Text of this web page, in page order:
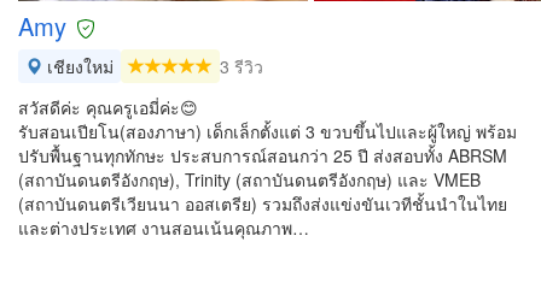
Amy
เชียงใหม่
3 รีวิว
สวัสดีค่ะ คุณครูเอมี่ค่ะ😊
รับสอนเปียโน(สองภาษา) เด็กเล็กตั้งแต่ 3 ขวบขึ้นไปและผู้ใหญ่ พร้อม
ปรับพื้นฐานทุกทักษะ ประสบการณ์สอนกว่า 25 ปี ส่งสอบทั้ง ABRSM
(สถาบันดนตรีอังกฤษ), Trinity (สถาบันดนตรีอังกฤษ) และ VMEB
(สถาบันดนตรีเวียนนา ออสเตรีย) รวมถึงส่งแข่งขันเวทีชั้นนำในไทย
และต่างประเทศ งานสอนเน้นคุณภาพ…